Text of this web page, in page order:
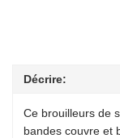
Décrire:
Ce brouilleurs de
bandes couvre et